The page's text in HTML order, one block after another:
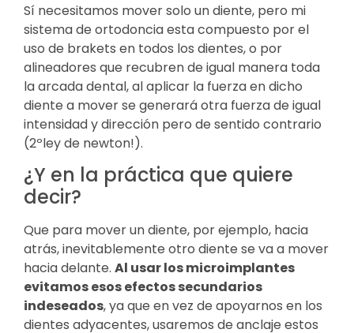
Sí necesitamos mover solo un diente, pero mi
sistema de ortodoncia esta compuesto por el
uso de brakets en todos los dientes, o por
alineadores que recubren de igual manera toda
la arcada dental, al aplicar la fuerza en dicho
diente a mover se generará otra fuerza de igual
intensidad y dirección pero de sentido contrario
(2ºley de newton!).
¿Y en la práctica que quiere
decir?
Que para mover un diente, por ejemplo, hacia
atrás, inevitablemente otro diente se va a mover
hacia delante. Al usar los microimplantes
evitamos esos efectos secundarios
indeseados, ya que en vez de apoyarnos en los
dientes adyacentes, usaremos de anclaje estos